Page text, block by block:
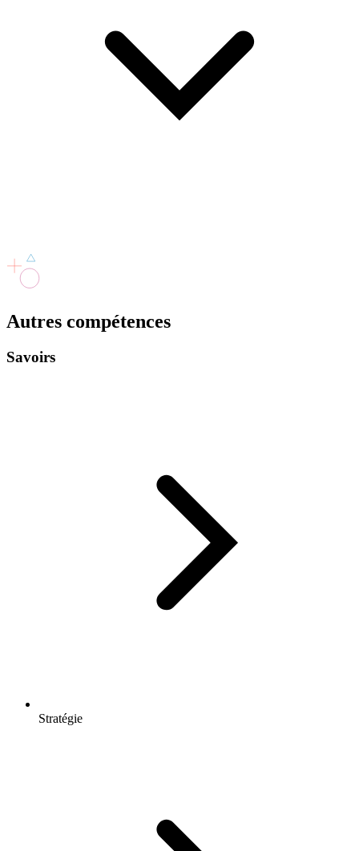
Autres compétences
Savoirs
Stratégie